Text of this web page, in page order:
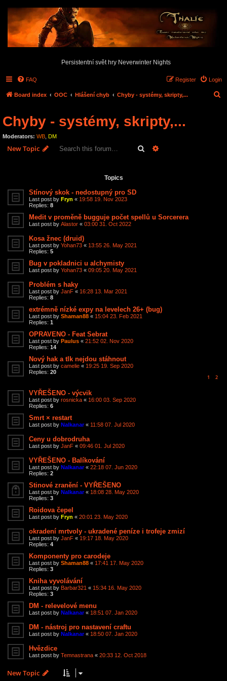
Persistentní svět hry Neverwinter Nights
FAQ Login
Register
Board index OOC Hlášení chyb Chyby - systémy, skripty,...
Chyby - systémy, skripty,...
Moderators: WB DM
New Topic Search
Topics
Stínový skok - nedostupný pro SD
Last post by Fryn « 19:58 19. Nov 2023
Replies: 8
Medit v proměně bugguje počet spellů u Sorcerera
Last post by Alastor « 03:00 31. Oct 2022
Kosa žnec (druid)
Last post by Yohan73 « 13:55 26. May 2021
Replies: 5
Bug v pokladnici u alchymisty
Last post by Yohan73 « 09:05 20. May 2021
Problém s haky
Last post by JanF « 16:28 13. Mar 2021
Replies: 8
extrémně nízké expy na levelech 26+ (bug)
Last post by Shaman88 « 15:04 23. Feb 2021
Replies: 1
OPRAVENO - Feat Sebrat
Last post by Paulus « 21:52 02. Nov 2020
Replies: 14
Nový hak a tlk nejdou stáhnout
Last post by camelie « 19:25 19. Sep 2020
Replies: 20
1 2
VYŘEŠENO - výcvik
Last post by rosnicka « 16:00 03. Sep 2020
Replies: 6
Smrt × restart
Last post by Nalkanar« 11:58 07. Jul 2020
Ceny u dobrodruha
Last post by JanF « 09:46 01. Jul 2020
VYŘEŠENO - Balíkování
Last post by Nalkanar« 22:18 07. Jun 2020
Replies: 2
Stinové zranění - VYŘEŠENO
Last post by Nalkanar« 18:08 28. May 2020
Replies: 3
Roidova čepel
Last post by Fryn « 20:01 23. May 2020
okradení mrtvoly - ukradené peníze i trofeje zmizí
Last post by JanF « 19:17 18. May 2020
Replies: 4
Komponenty pro carodeje
Last post by Shaman88 « 17:41 17. May 2020
Replies: 3
Kniha vyvolávání
Last post by Barbar321 « 15:34 16. May 2020
Replies: 3
DM - relevelové menu
Last post by Nalkanar« 18:51 07. Jan 2020
DM - nástroj pro nastavení craftu
Last post by Nalkanar« 18:50 07. Jan 2020
Hvězdice
Last post by Temnastrana « 20:33 12. Oct 2018
New Topic